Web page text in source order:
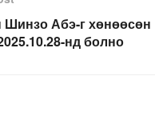
Абэ-г хөнөөсөн
нд болно